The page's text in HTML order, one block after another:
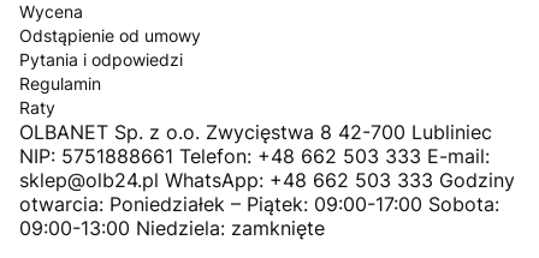
Wycena
Odstąpienie od umowy
Pytania i odpowiedzi
Regulamin
Raty
OLBANET Sp. z o.o. Zwycięstwa 8 42-700 Lubliniec
NIP: 5751888661 Telefon: +48 662 503 333 E-mail:
sklep@olb24.pl WhatsApp: +48 662 503 333 Godziny
otwarcia: Poniedziałek – Piątek: 09:00-17:00 Sobota:
09:00-13:00 Niedziela: zamknięte